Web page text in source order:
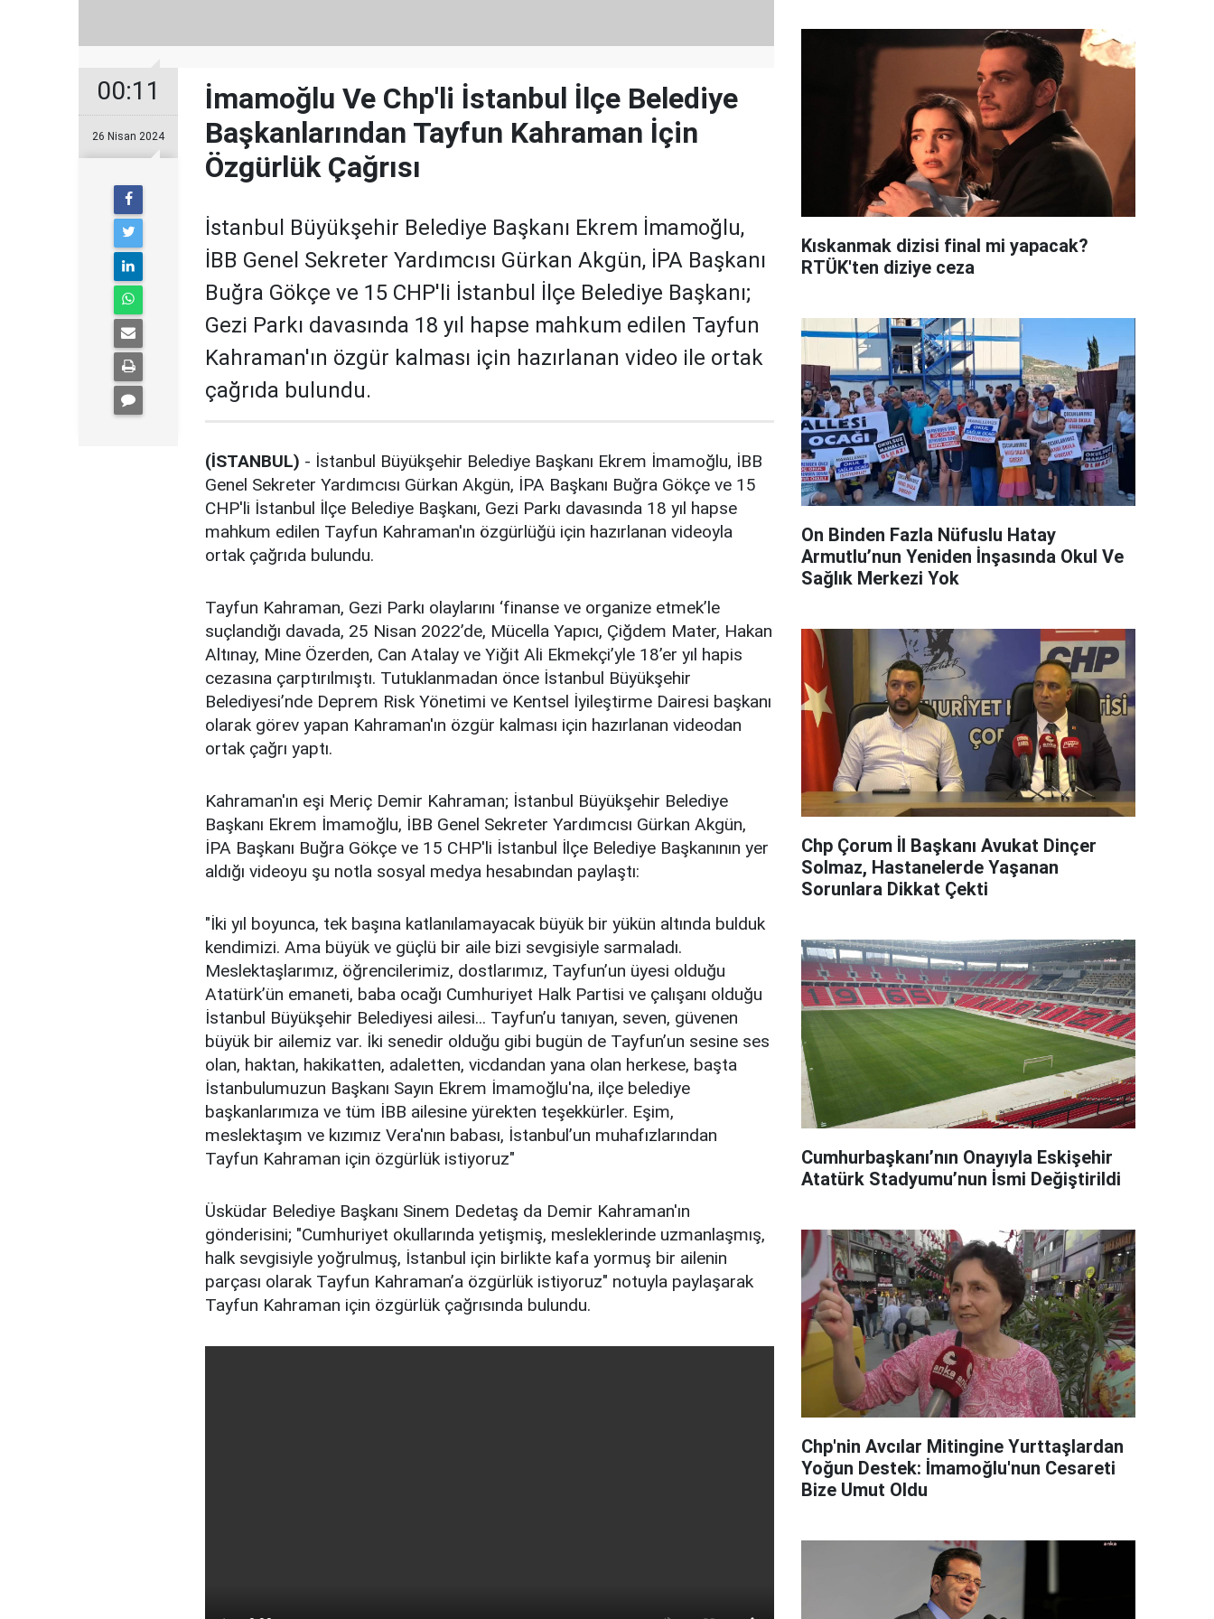
00:11
26 Nisan 2024
İmamoğlu Ve Chp'li İstanbul İlçe Belediye
Başkanlarından Tayfun Kahraman İçin
Özgürlük Çağrısı
İstanbul Büyükşehir Belediye Başkanı Ekrem İmamoğlu,
İBB Genel Sekreter Yardımcısı Gürkan Akgün, İPA Başkanı
Buğra Gökçe ve 15 CHP'li İstanbul İlçe Belediye Başkanı;
Gezi Parkı davasında 18 yıl hapse mahkum edilen Tayfun
Kahraman'ın özgür kalması için hazırlanan video ile ortak
çağrıda bulundu.
(İSTANBUL) - İstanbul Büyükşehir Belediye Başkanı Ekrem İmamoğlu, İBB
Genel Sekreter Yardımcısı Gürkan Akgün, İPA Başkanı Buğra Gökçe ve 15
CHP'li İstanbul İlçe Belediye Başkanı, Gezi Parkı davasında 18 yıl hapse
mahkum edilen Tayfun Kahraman'ın özgürlüğü için hazırlanan videoyla
ortak çağrıda bulundu.
Tayfun Kahraman, Gezi Parkı olaylarını ‘finanse ve organize etmek’le
suçlandığı davada, 25 Nisan 2022’de, Mücella Yapıcı, Çiğdem Mater, Hakan
Altınay, Mine Özerden, Can Atalay ve Yiğit Ali Ekmekçi’yle 18’er yıl hapis
cezasına çarptırılmıştı. Tutuklanmadan önce İstanbul Büyükşehir
Belediyesi’nde Deprem Risk Yönetimi ve Kentsel İyileştirme Dairesi başkanı
olarak görev yapan Kahraman'ın özgür kalması için hazırlanan videodan
ortak çağrı yaptı.
Kahraman'ın eşi Meriç Demir Kahraman; İstanbul Büyükşehir Belediye
Başkanı Ekrem İmamoğlu, İBB Genel Sekreter Yardımcısı Gürkan Akgün,
İPA Başkanı Buğra Gökçe ve 15 CHP'li İstanbul İlçe Belediye Başkanının yer
aldığı videoyu şu notla sosyal medya hesabından paylaştı:
"İki yıl boyunca, tek başına katlanılamayacak büyük bir yükün altında bulduk
kendimizi. Ama büyük ve güçlü bir aile bizi sevgisiyle sarmaladı.
Meslektaşlarımız, öğrencilerimiz, dostlarımız, Tayfun’un üyesi olduğu
Atatürk’ün emaneti, baba ocağı Cumhuriyet Halk Partisi ve çalışanı olduğu
İstanbul Büyükşehir Belediyesi ailesi... Tayfun’u tanıyan, seven, güvenen
büyük bir ailemiz var. İki senedir olduğu gibi bugün de Tayfun’un sesine ses
olan, haktan, hakikatten, adaletten, vicdandan yana olan herkese, başta
İstanbulumuzun Başkanı Sayın Ekrem İmamoğlu'na, ilçe belediye
başkanlarımıza ve tüm İBB ailesine yürekten teşekkürler. Eşim,
meslektaşım ve kızımız Vera'nın babası, İstanbul’un muhafızlarından
Tayfun Kahraman için özgürlük istiyoruz"
Üsküdar Belediye Başkanı Sinem Dedetaş da Demir Kahraman'ın
gönderisini; "Cumhuriyet okullarında yetişmiş, mesleklerinde uzmanlaşmış,
halk sevgisiyle yoğrulmuş, İstanbul için birlikte kafa yormuş bir ailenin
parçası olarak Tayfun Kahraman’a özgürlük istiyoruz" notuyla paylaşarak
Tayfun Kahraman için özgürlük çağrısında bulundu.
Kıskanmak dizisi final mi yapacak?
RTÜK'ten diziye ceza
On Binden Fazla Nüfuslu Hatay
Armutlu’nun Yeniden İnşasında Okul Ve
Sağlık Merkezi Yok
Chp Çorum İl Başkanı Avukat Dinçer
Solmaz, Hastanelerde Yaşanan
Sorunlara Dikkat Çekti
Cumhurbaşkanı’nın Onayıyla Eskişehir
Atatürk Stadyumu’nun İsmi Değiştirildi
Chp'nin Avcılar Mitingine Yurttaşlardan
Yoğun Destek: İmamoğlu'nun Cesareti
Bize Umut Oldu